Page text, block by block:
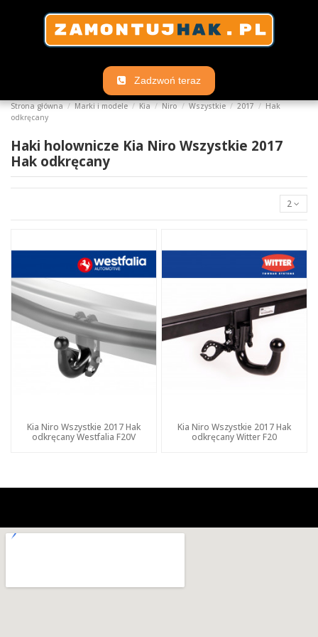
Zadzwoń teraz
Strona główna Marki i modele Kia Niro Wszystkie 2017
Hak
odkręcany
Haki holownicze Kia Niro Wszystkie 2017
Hak odkręcany
2
Kia Niro Wszystkie 2017 Hak
odkręcany Westfalia F20V
Kia Niro Wszystkie 2017 Hak
odkręcany Witter F20